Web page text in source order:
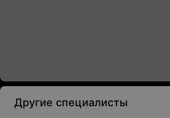
Другие специалисты